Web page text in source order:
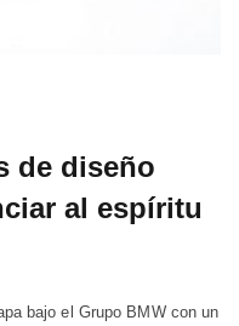
de diseño
al espíritu
bajo el Grupo BMW con un